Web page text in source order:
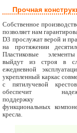
Прочная
Собственное
позволяет нам
D3 прослужат верой и
на протяжении
Пластиковые
выйдут из строя в
ежедневной
укрепленный каркас
с пятилучевой
обеспечит
поддержку
функциональных
кресла.